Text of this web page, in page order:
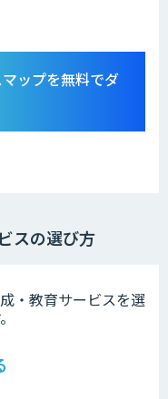
ップを無料でダ
スの選び方
・教育サービスを選